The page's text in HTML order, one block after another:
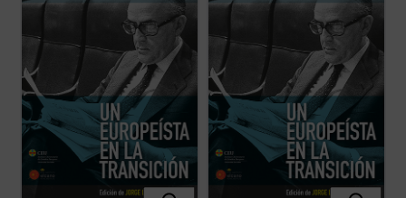
primera recopila algunas intervenciones
durante su periodo en la primera línea de ...
(ver ficha)
primera recopila algunas intervenciones
durante su periodo en la primera línea de ...
(ver ficha)